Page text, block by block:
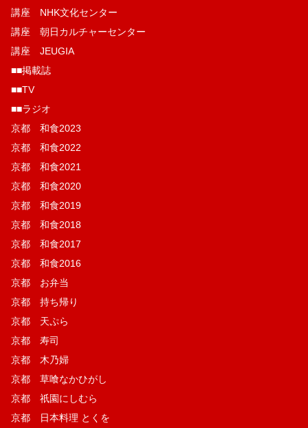
講座 NHK文化センター
講座 朝日カルチャーセンター
講座 JEUGIA
■■掲載誌
■■TV
■■ラジオ
京都 和食2023
京都 和食2022
京都 和食2021
京都 和食2020
京都 和食2019
京都 和食2018
京都 和食2017
京都 和食2016
京都 お弁当
京都 持ち帰り
京都 天ぷら
京都 寿司
京都 木乃婦
京都 草喰なかひがし
京都 祇園にしむら
京都 日本料理 とくを